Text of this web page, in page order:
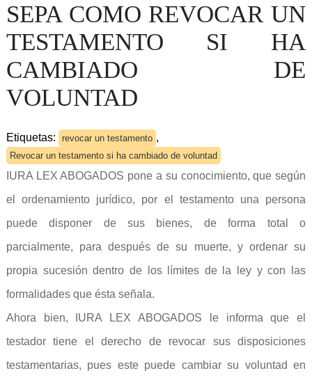
SEPA COMO REVOCAR UN
TESTAMENTO SI HA
CAMBIADO DE
VOLUNTAD
Etiquetas: revocar un testamento ,
Revocar un testamento si ha cambiado de voluntad
IURA LEX ABOGADOS pone a su conocimiento, que según
el ordenamiento jurídico, por el testamento una persona
puede disponer de sus bienes, de forma total o
parcialmente, para después de su muerte, y ordenar su
propia sucesión dentro de los límites de la ley y con las
formalidades que ésta señala.
Ahora bien, IURA LEX ABOGADOS le informa que el
testador tiene el derecho de revocar sus disposiciones
testamentarias, pues este puede cambiar su voluntad en